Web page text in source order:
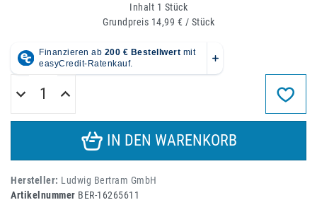
Inhalt 1 Stück
Grundpreis 14,99 € / Stück
IN DEN WARENKORB
Hersteller: Ludwig Bertram GmbH
Artikelnummer BER-16265611